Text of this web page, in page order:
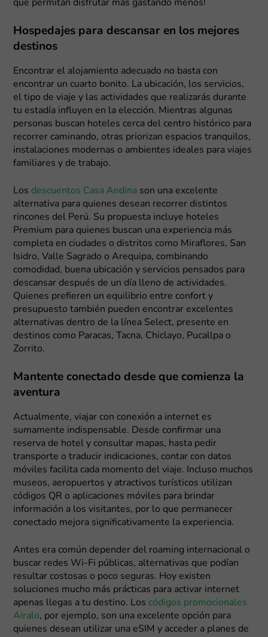
que permitan disfrutar más gastando menos!
Hospedajes para descansar en los mejores
destinos
Encontrar el alojamiento adecuado no basta con
encontrar un cuarto bonito. La ubicación, los servicios,
el tipo de viaje y las actividades que realizarás durante
tu estadía influyen en la elección. Mientras algunas
personas buscan hoteles cerca del centro histórico para
recorrer caminando, otras priorizan espacios tranquilos,
instalaciones modernas o ambientes ideales para viajes
familiares y de trabajo.
Los descuentos Casa Andina son una excelente
alternativa para quienes desean recorrer distintos
rincones del Perú. Su propuesta incluye hoteles
Premium para quienes buscan una experiencia más
completa en ciudades o distritos como Miraflores, San
Isidro, Valle Sagrado o Arequipa, combinando
comodidad, buena ubicación y servicios pensados para
descansar después de un día lleno de actividades.
Quienes prefieren un equilibrio entre confort y
presupuesto también pueden encontrar excelentes
alternativas dentro de la línea Select, presente en
destinos como Paracas, Tacna, Chiclayo, Pucallpa o
Zorrito.
Mantente conectado desde que comienza la
aventura
Actualmente, viajar con conexión a internet es
sumamente indispensable. Desde confirmar una
reserva de hotel y consultar mapas, hasta pedir
transporte o traducir indicaciones, contar con datos
móviles facilita cada momento del viaje. Incluso muchos
museos, aeropuertos y atractivos turísticos utilizan
códigos QR o aplicaciones móviles para brindar
información a los visitantes, por lo que permanecer
conectado mejora significativamente la experiencia.
Antes era común depender del roaming internacional o
buscar redes Wi-Fi públicas, alternativas que podían
resultar costosas o poco seguras. Hoy existen
soluciones mucho más prácticas para activar internet
apenas llegas a tu destino. Los códigos promocionales
Airalo, por ejemplo, son una excelente opción para
quienes desean utilizar una eSIM y acceder a planes de